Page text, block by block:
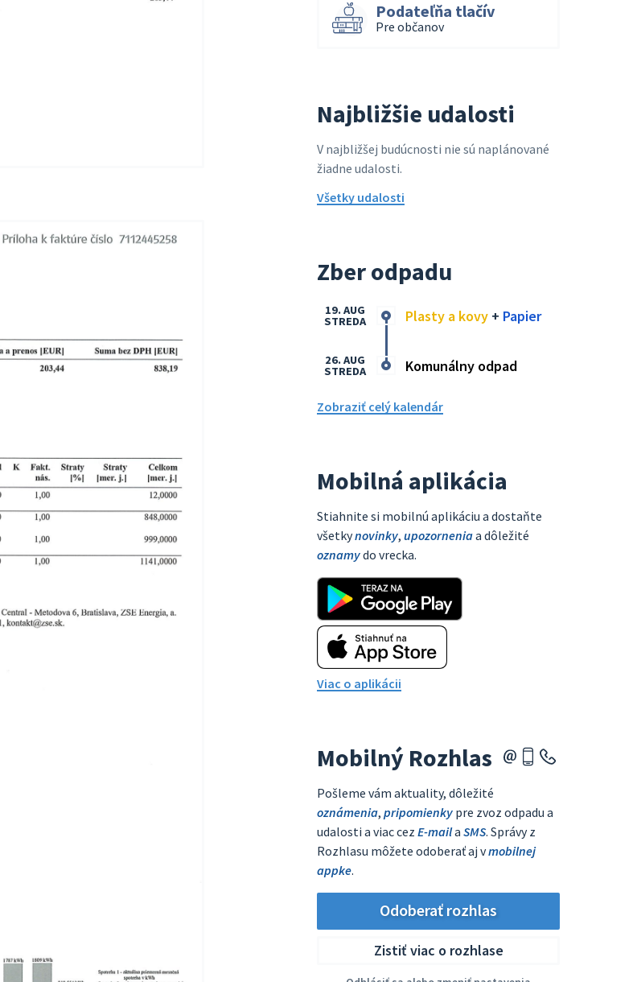
Podateľňa tlačív
Pre občanov
Najbližšie udalosti
V najbližšej budúcnosti nie sú naplánované
žiadne udalosti.
Všetky udalosti
Zber odpadu
Plasty a kovy + Papier
19. AUG
STREDA
Komunálny odpad
26. AUG
STREDA
Zobraziť celý kalendár
Mobilná aplikácia
Stiahnite si mobilnú aplikáciu a dostaňte
všetkynovinky, upozorneniaa dôležité
oznamydo vrecka.
Viac o aplikácii
Mobilný Rozhlas
Pošleme vám aktuality, dôležité
oznámenia, pripomienky pre zvoz odpadu a
udalosti a viac cez E-maila SMS. Správy z
Rozhlasu môžete odoberať aj vmobilnej
appke.
Odoberať rozhlas
Zistiť viac o rozhlase